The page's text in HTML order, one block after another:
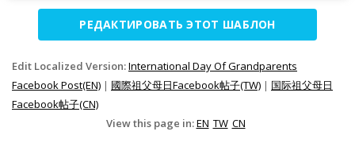
РЕДАКТИРОВАТЬ ЭТОТ ШАБЛОН
Edit Localized Version:International Day Of Grandparents
Facebook Post(EN) | 國際祖父母日Facebook帖子(TW) | 国际祖父母日
Facebook帖子(CN)
View this page in:EN TW CN